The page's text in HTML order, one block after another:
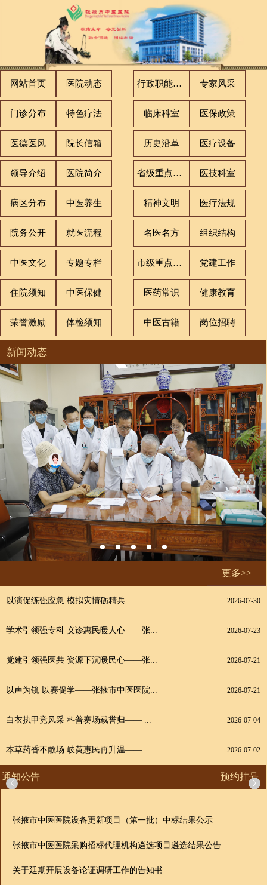
网站首页 医院动态 行政职能科室 专家风采
门诊分布 特色疗法 临床科室 医保政策
医德医风 院长信箱 历史沿革 医疗设备
领导介绍 医院简介 省级重点专科 医技科室
病区分布 中医养生 精神文明 医疗法规
院务公开 就医流程 名医名方 组织结构
中医文化 专题专栏 市级重点专科 党建工作
住院须知 中医保健 医药常识 健康教育
荣誉激励 体检须知 中医古籍 岗位招聘
新闻动态
更多>>
以演促练强应急 模拟灾情砺精兵—— ... 2026-07-30
学术引领强专科 义诊惠民暖人心——张... 2026-07-23
党建引领强医共 资源下沉暖民心——张... 2026-07-21
以声为镜 以赛促学——张掖市中医医院... 2026-07-21
白衣执甲竞风采 科普赛场载誉归—— ... 2026-07-04
本草药香不散场 岐黄惠民再升温——... 2026-07-02
通知公告 预约挂号
张掖市中医医院设备更新项目（第一批）中标结果公示
张掖市中医医院采购招标代理机构遴选项目遴选结果公告
关于延期开展设备论证调研工作的告知书